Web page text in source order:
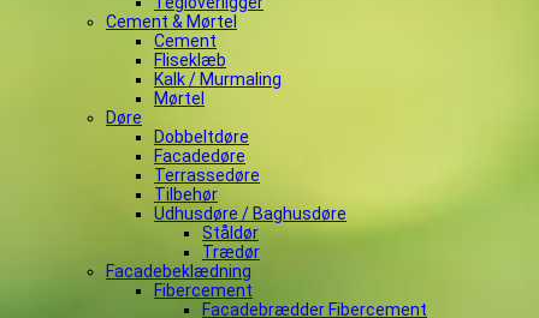
Cement & Mørtel
Cement
Fliseklæb
Kalk / Murmaling
Mørtel
Døre
Dobbeltdøre
Facadedøre
Terrassedøre
Tilbehør
Udhusdøre / Baghusdøre
Ståldør
Trædør
Facadebeklædning
Fibercement
Facadebrædder Fibercement